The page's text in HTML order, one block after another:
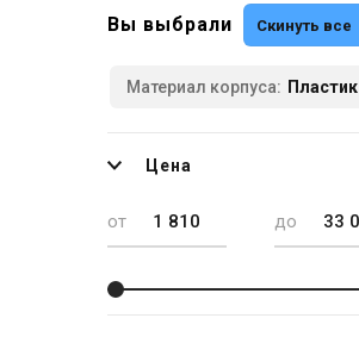
Вы выбрали Скинуть все
Материал корпуса: Пластик
Цена
от до